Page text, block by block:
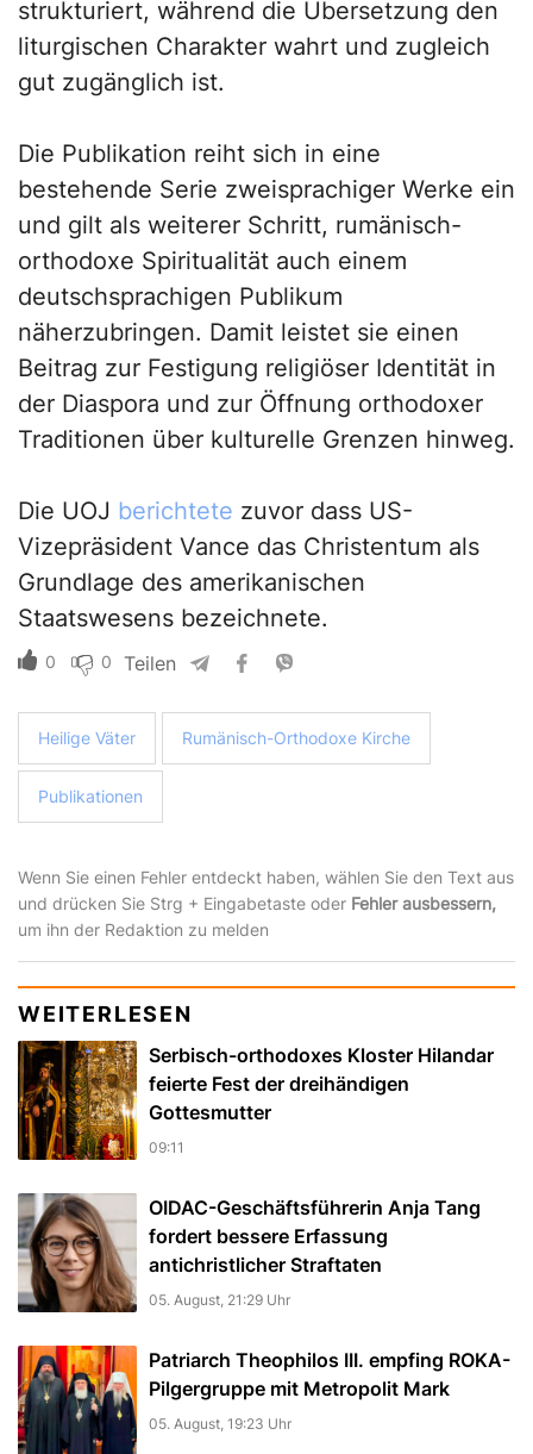
strukturiert, während die Übersetzung den
liturgischen Charakter wahrt und zugleich
gut zugänglich ist.
Die Publikation reiht sich in eine
bestehende Serie zweisprachiger Werke ein
und gilt als weiterer Schritt, rumänisch-
orthodoxe Spiritualität auch einem
deutschsprachigen Publikum
näherzubringen. Damit leistet sie einen
Beitrag zur Festigung religiöser Identität in
der Diaspora und zur Öffnung orthodoxer
Traditionen über kulturelle Grenzen hinweg.
Die UOJ berichtete zuvor dass US-
Vizepräsident Vance das Christentum als
Grundlage des amerikanischen
Staatswesens bezeichnete.
0 0 Teilen
Heilige Väter Rumänisch-Orthodoxe Kirche
Publikationen
Wenn Sie einen Fehler entdeckt haben, wählen Sie den Text aus
und drücken Sie Strg + Eingabetaste oder Fehler ausbessern,
um ihn der Redaktion zu melden
WEITERLESEN
Serbisch-orthodoxes Kloster Hilandar
feierte Fest der dreihändigen
Gottesmutter
09:11
OIDAC-Geschäftsführerin Anja Tang
fordert bessere Erfassung
antichristlicher Straftaten
05. August, 21:29 Uhr
Patriarch Theophilos III. empfing ROKA-
Pilgergruppe mit Metropolit Mark
05. August, 19:23 Uhr